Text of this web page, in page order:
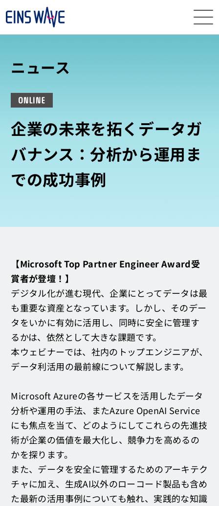
イベント・ セミナー
サービス
導入事例
ナレッジ
EINSWAVEとは
ニュース
企業の未来を拓くデータガ
バナンス：分析から運用ま
での成功事例
【Microsoft Top Partner Engineer Award受
賞者が登壇！】
デジタル化が進む現代、企業にとってデータは最
も重要な資産となっています。しかし、そのデー
タをいかに有効に活用し、同時に安全に管理す
るかは、依然として大きな課題です。
本ウェビナーでは、社内のトップエンジニアが、
データ利活用の最前線について解説します。
Microsoft Azureの各サービスを活用したデータ
分析や運用の手法、またAzure OpenAI Service
にも焦点を当て、どのようにしてこれらの先進技
術が企業の価値を最大化し、競争力を高めるの
かを探ります。
また、データを安全に管理するためのアーキテク
チャに加え、生成AI以外のローコード製品も含め
た最新の活用事例についても触れ、実践的な知識